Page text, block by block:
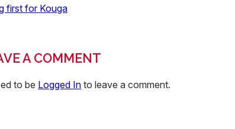
first for Kouga
A COMMENT
to be Logged In to leave a comment.